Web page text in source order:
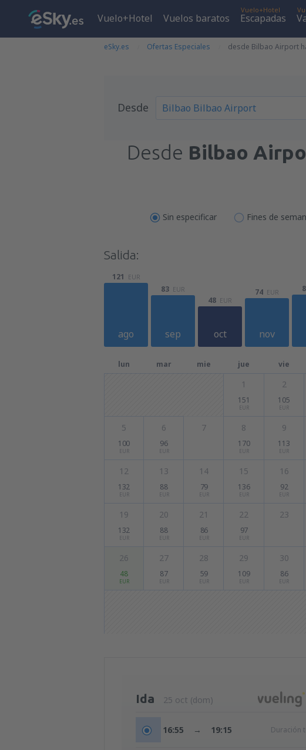
Vuelo+Hotel Vuelos baratos
Vuelo+Hotel
Escapadas
eSky.es Ofertas Especiales desde Bilbao Airport
Desde
Desde Bilbao
Sin especificar
Fines de
Salida:
ago
121 EUR
sep
83 EUR
oct
48 EUR
nov
74 EUR
lun mar mie jue vie
1
151
EUR
2
105
EUR
5
100
EUR
6
96
EUR
7 8
170
EUR
9
113
EUR
12
132
EUR
13
88
EUR
14
79
EUR
15
136
EUR
16
92
EUR
19
132
EUR
20
88
EUR
21
86
EUR
22
97
EUR
23
26
48
EUR
27
87
EUR
28
59
EUR
29
109
EUR
30
86
EUR
Ida 25 oct (dom)
16:55 → 19:15 Duración